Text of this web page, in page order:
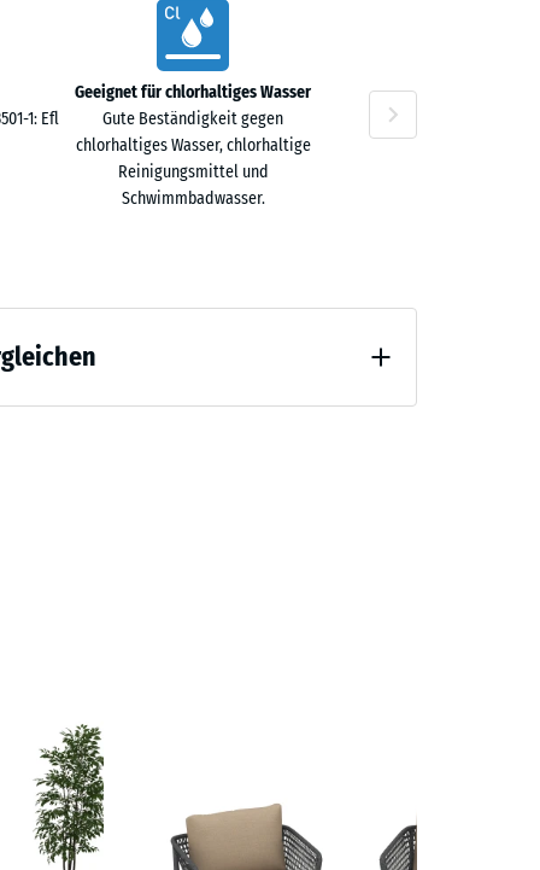
1: Efl
Geeignet für chlorhaltiges Wasser
Gute Beständigkeit gegen
chlorhaltiges Wasser, chlorhaltige
Reinigungsmittel und
Schwimmbadwasser.